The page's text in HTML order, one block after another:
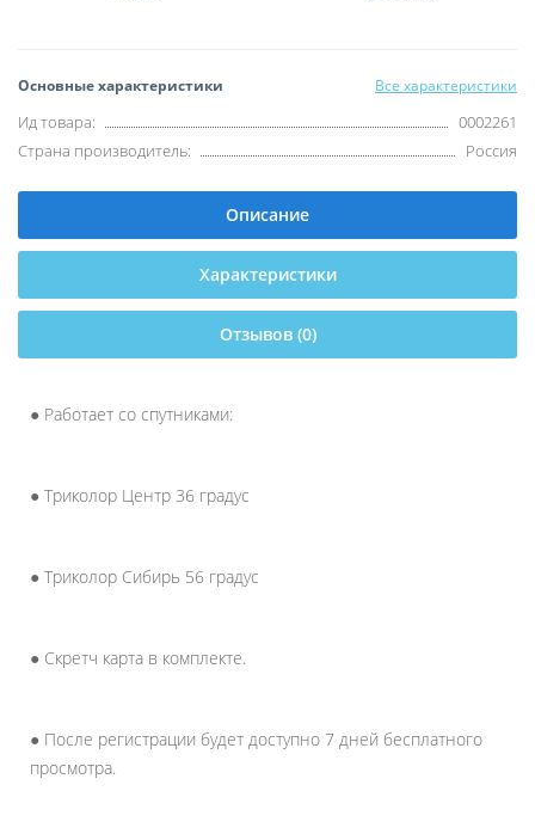
Основные характеристики Все характеристики
Ид товара:
0002261
Страна производитель:
Россия
Описание
Характеристики
Отзывов (0)
● Работает со спутниками:
● Триколор Центр 36 градус
● Триколор Сибирь 56 градус
● Скретч карта в комплекте.
● После регистрации будет доступно 7 дней бесплатного
просмотра.